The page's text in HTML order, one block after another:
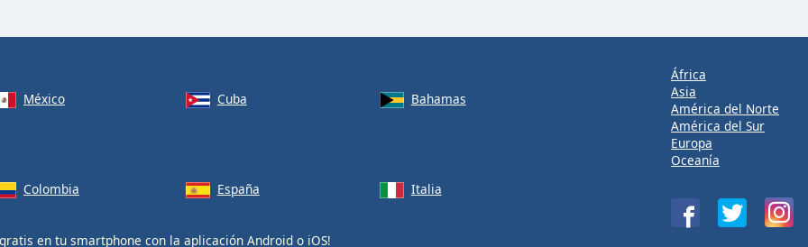
México Cuba
Bahamas
Colombia España Italia
gratis en tu smartphone con la aplicación Android o iOS!
África
Asia
América del Norte
América del Sur
Europa
Oceanía